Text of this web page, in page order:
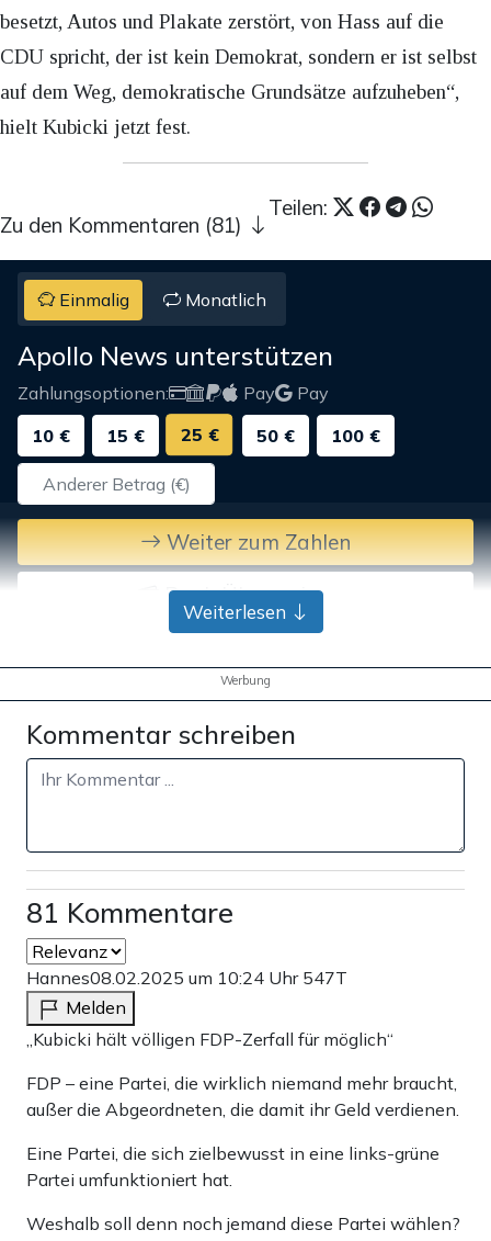
besetzt, Autos und Plakate zerstört, von Hass auf die
CDU spricht, der ist kein Demokrat, sondern er ist selbst
auf dem Weg, demokratische Grundsätze aufzuheben“,
hielt Kubicki jetzt fest.
Teilen:
Zu den Kommentaren (81)
Einmalig Monatlich
Apollo News unterstützen
Zahlungsoptionen: Pay
Pay
10 €
15 € 25 € 50 € 100 €
Weiter zum Zahlen
Bank-Überweisung
Weiterlesen
Werbung
Kommentar schreiben
81 Kommentare
Hannes08.02.2025 um 10:24 Uhr 547T
Melden
„Kubicki hält völligen FDP-Zerfall für möglich“
FDP – eine Partei, die wirklich niemand mehr braucht,
außer die Abgeordneten, die damit ihr Geld verdienen.
Eine Partei, die sich zielbewusst in eine links-grüne
Partei umfunktioniert hat.
Weshalb soll denn noch jemand diese Partei wählen?